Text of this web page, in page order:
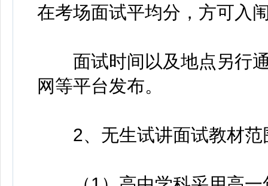
在考场面试平均分，方可入
面试时间以及地点另行通
网等平台发布。
2、无生试讲面试教材范